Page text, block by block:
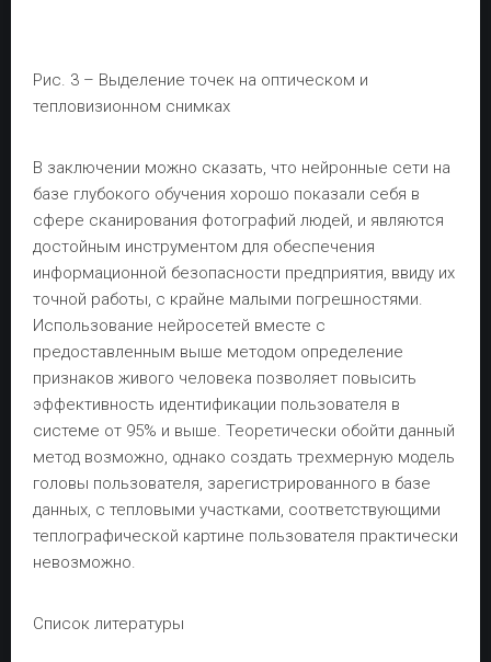
Рис. 3 – Выделение точек на оптическом и
тепловизионном снимках
В заключении можно сказать, что нейронные сети на
базе глубокого обучения хорошо показали себя в
сфере сканирования фотографий людей, и являются
достойным инструментом для обеспечения
информационной безопасности предприятия, ввиду их
точной работы, с крайне малыми погрешностями.
Использование нейросетей вместе с
предоставленным выше методом определение
признаков живого человека позволяет повысить
эффективность идентификации пользователя в
системе от 95% и выше. Теоретически обойти данный
метод возможно, однако создать трехмерную модель
головы пользователя, зарегистрированного в базе
данных, с тепловыми участками, соответствующими
теплографической картине пользователя практически
невозможно.
Список литературы